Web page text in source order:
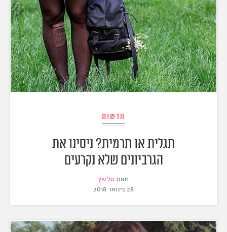
חדשות
תגלית או תרמית? ניסינו את
הגרביונים שלא נקרעים
מאתטל שץ
28 בינואר 2018